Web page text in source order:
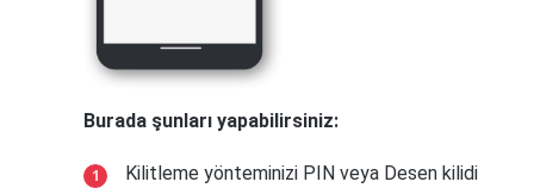
Burada şunları yapabilirsiniz:
Kilitleme yönteminizi PIN veya Desen kilidi